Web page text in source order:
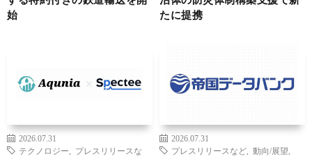
始
たに提携
2026.07.31
テクノロジー
プレスリリースな
2026.07.31
プレスリリースなど
動向/展望